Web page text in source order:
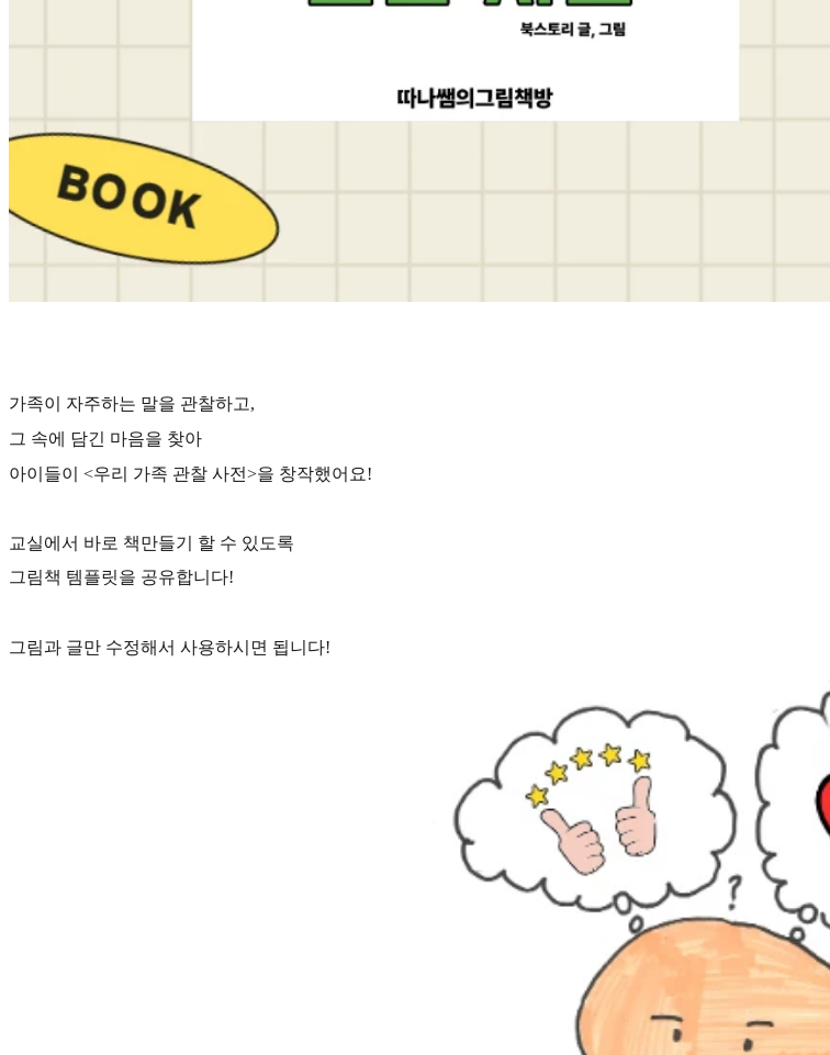
가족이 자주하는 말을 관찰하고,
그 속에 담긴 마음을 찾아
아이들이 <우리 가족 관찰 사전>을 창작했어요!
교실에서 바로 책만들기 할 수 있도록
그림책 템플릿을 공유합니다!
그림과 글만 수정해서 사용하시면 됩니다!